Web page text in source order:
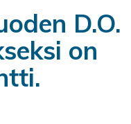
D.O.
on